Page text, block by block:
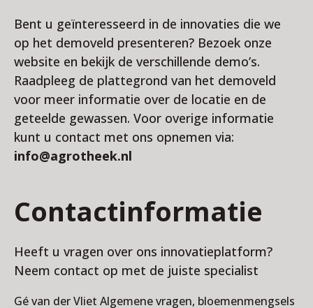
Bent u geïnteresseerd in de innovaties die we
op het demoveld presenteren? Bezoek onze
website en bekijk de verschillende demo’s.
Raadpleeg de plattegrond van het demoveld
voor meer informatie over de locatie en de
geteelde gewassen. Voor overige informatie
kunt u contact met ons opnemen via:
info@agrotheek.nl
Contactinformatie
Heeft u vragen over ons innovatieplatform?
Neem contact op met de juiste specialist
Gé van der Vliet Algemene vragen, bloemenmengsels